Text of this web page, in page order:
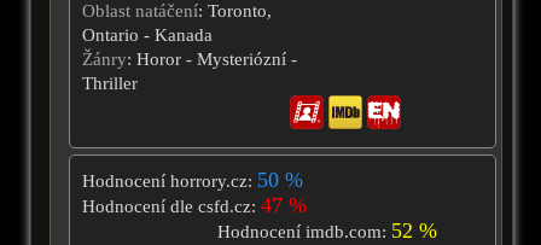
Oblast natáčení: Toronto,
Ontario - Kanada
Žánry: Horor - Mysteriózní -
Thriller
Hodnocení horrory.cz: 50 %
Hodnocení dle csfd.cz: 47 %
Hodnocení imdb.com: 52 %